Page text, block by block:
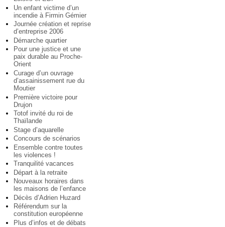
Un enfant victime d’un
incendie à Firmin Gémier
Journée création et reprise
d’entreprise 2006
Démarche quartier
Pour une justice et une
paix durable au Proche-
Orient
Curage d’un ouvrage
d’assainissement rue du
Moutier
Première victoire pour
Drujon
Totof invité du roi de
Thaïlande
Stage d’aquarelle
Concours de scénarios
Ensemble contre toutes
les violences !
Tranquilité vacances
Départ à la retraite
Nouveaux horaires dans
les maisons de l’enfance
Décès d’Adrien Huzard
Référendum sur la
constitution européenne
Plus d’infos et de débats